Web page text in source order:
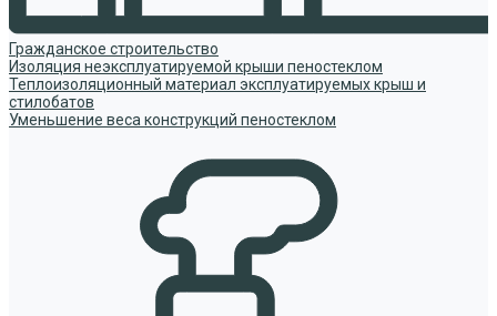
Гражданское строительство
Изоляция неэксплуатируемой крыши пеностеклом
Теплоизоляционный материал эксплуатируемых крыш и
стилобатов
Уменьшение веса конструкций пеностеклом